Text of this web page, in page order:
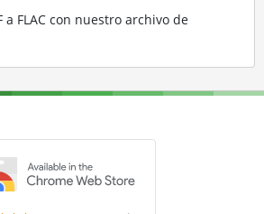
a FLAC con nuestro archivo de